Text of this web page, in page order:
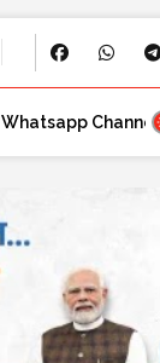
Whatsapp Channel